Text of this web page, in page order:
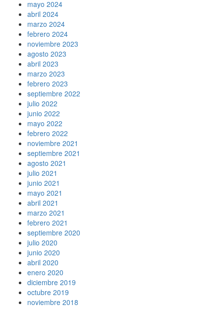
mayo 2024
abril 2024
marzo 2024
febrero 2024
noviembre 2023
agosto 2023
abril 2023
marzo 2023
febrero 2023
septiembre 2022
julio 2022
junio 2022
mayo 2022
febrero 2022
noviembre 2021
septiembre 2021
agosto 2021
julio 2021
junio 2021
mayo 2021
abril 2021
marzo 2021
febrero 2021
septiembre 2020
julio 2020
junio 2020
abril 2020
enero 2020
diciembre 2019
octubre 2019
noviembre 2018